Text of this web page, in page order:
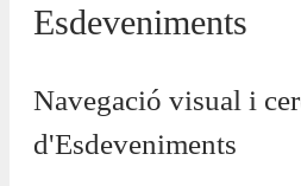
Esdeveniments
Navegació visual i
d'Esdeveniments